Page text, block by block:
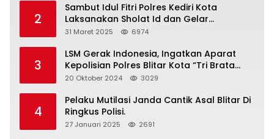
2
Sambut Idul Fitri Polres Kediri Kota
Laksanakan Sholat Id dan Gelar
Halalbihalal
31 Maret 2025 6974
3
LSM Gerak Indonesia, Ingatkan Aparat
Kepolisian Polres Blitar Kota “Tri Brata
Polri” Harus Diamalkan
20 Oktober 2024 3029
4
Pelaku Mutilasi Janda Cantik Asal Blitar Di
Ringkus Polisi.
27 Januari 2025 2691